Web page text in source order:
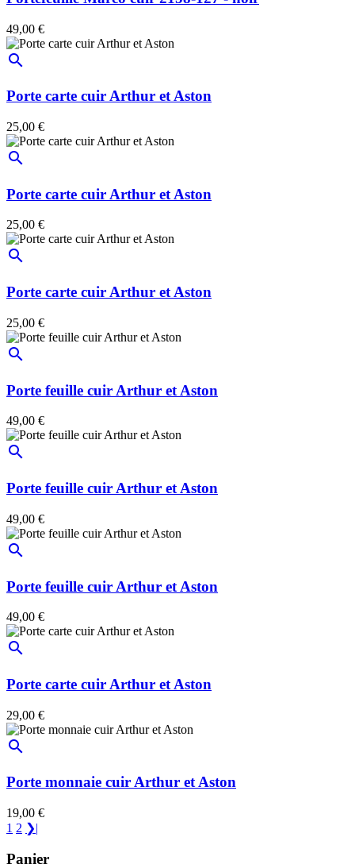
49,00 €
search
Porte carte cuir Arthur et Aston
25,00 €
search
Porte carte cuir Arthur et Aston
25,00 €
search
Porte carte cuir Arthur et Aston
25,00 €
search
Porte feuille cuir Arthur et Aston
49,00 €
search
Porte feuille cuir Arthur et Aston
49,00 €
search
Porte feuille cuir Arthur et Aston
49,00 €
search
Porte carte cuir Arthur et Aston
29,00 €
search
Porte monnaie cuir Arthur et Aston
19,00 €
1 2 ❯|
Panier